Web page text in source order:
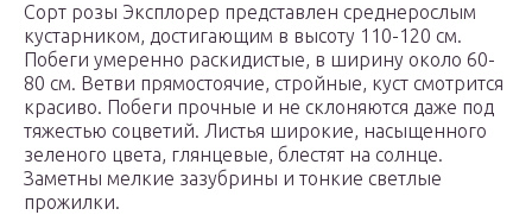
Сорт розы Эксплорер представлен среднерослым
кустарником, достигающим в высоту 110-120 см.
Побеги умеренно раскидистые, в ширину около 60-
80 см. Ветви прямостоячие, стройные, куст смотрится
красиво. Побеги прочные и не склоняются даже под
тяжестью соцветий. Листья широкие, насыщенного
зеленого цвета, глянцевые, блестят на солнце.
Заметны мелкие зазубрины и тонкие светлые
прожилки.